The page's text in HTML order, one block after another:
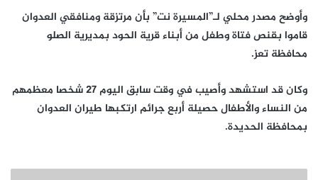
وأوضح مصدر محلي لـ”المسيرة نت” بأن مرتزقة ومنافقي العدوان
قاموا بقنص فتاة وطفل من أبناء قرية الحود بمديرية الصلو
محافظة تعز.
وكان قد استشهد وأصيب في وقت سابق اليوم 27 شخصا معظمهم
من النساء والأطفال حصيلة أربع جرائم ارتكبها طيران العدوان
بمحافظة الحديدة.